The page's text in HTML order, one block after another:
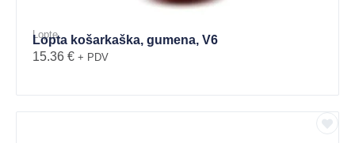
Lopte
Lopta košarkaška, gumena, V6
15.36 € + PDV